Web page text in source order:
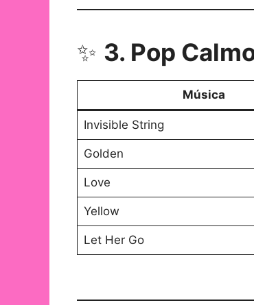
✨ 3. Pop
Música
Invisible String
Golden
Love
Yellow
Let Her Go